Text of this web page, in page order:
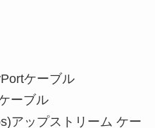
ケーブル
ーブル
アップストリーム ケー